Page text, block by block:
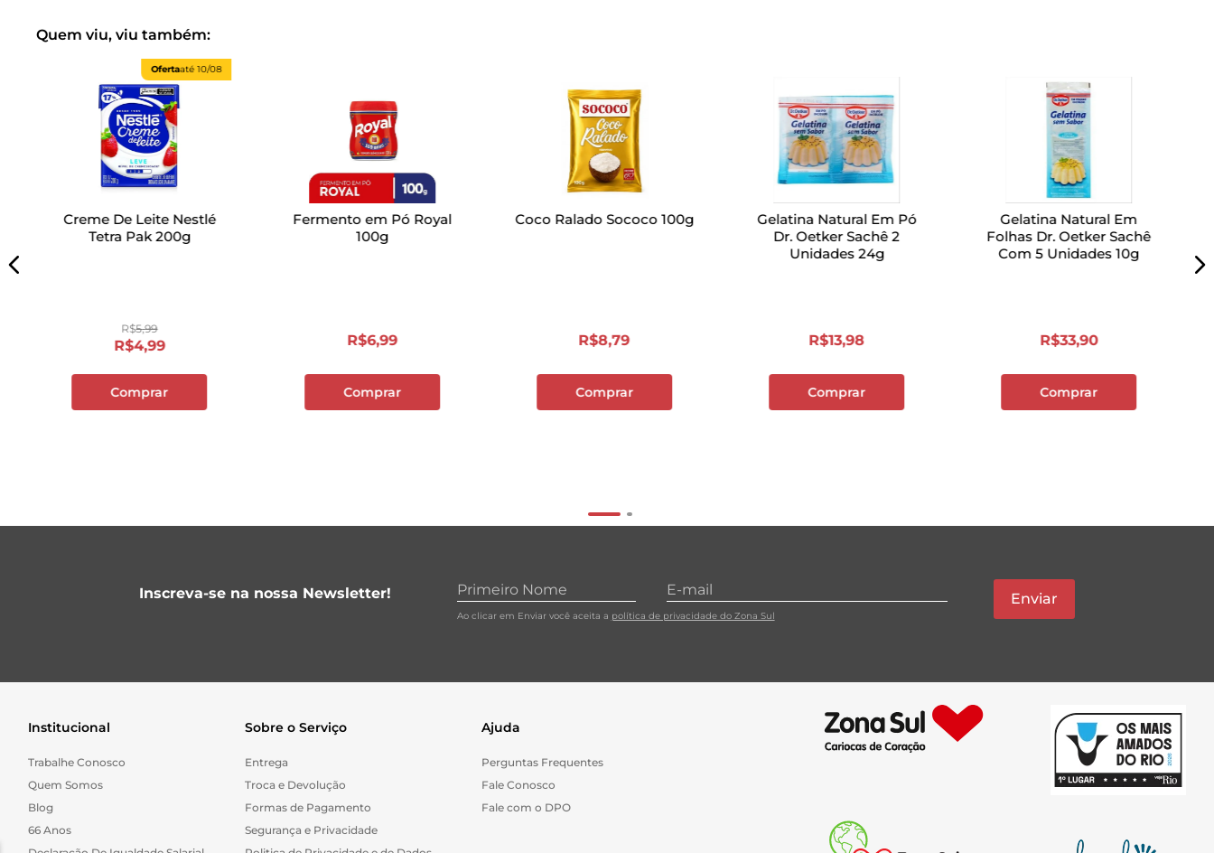
Quem viu, viu também:
Ofertaaté10/08
Creme De Leite Nestlé
Tetra Pak 200g
R$5,99
R$4,99
Comprar
Fermento em Pó Royal
100g
R$6,99
Comprar
Coco Ralado Sococo 100g
R$8,79
Comprar
Gelatina Natural Em Pó
Dr. Oetker Sachê 2
Unidades 24g
R$13,98
Comprar
Gelatina Natural Em
Folhas Dr. Oetker Sachê
Com 5 Unidades 10g
R$33,90
Comprar
Inscreva-se na nossa Newsletter!
Ao clicar em Enviar você aceita a política de privacidade do Zona Sul
Enviar
Institucional
Trabalhe Conosco
Quem Somos
Blog
66 Anos
Sobre o Serviço
Entrega
Troca e Devolução
Formas de Pagamento
Segurança e Privacidade
Ajuda
Perguntas Frequentes
Fale Conosco
Fale com o DPO